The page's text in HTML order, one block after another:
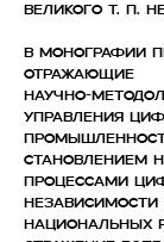
Великого Т. П.
В монографии
отражающие
научно-
управления
становлением
процессами
независимости
национальных